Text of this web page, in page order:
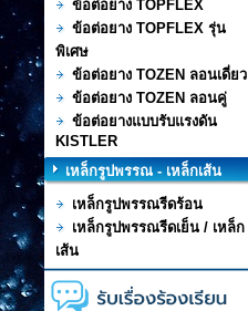
ข้อต่อยาง TOPFLEX
ข้อต่อยาง TOPFLEX รุ่น
พิเศษ
ข้อต่อยาง TOZEN ลอนเดี่ยว
ข้อต่อยาง TOZEN ลอนคู่
ข้อต่อยางแบบรับแรงดัน
KISTLER
เหล็กรูปพรรณ - เหล็กเส้น
เหล็กรูปพรรณรีดร้อน
เหล็กรูปพรรณรีดเย็น / เหล็ก
เส้น